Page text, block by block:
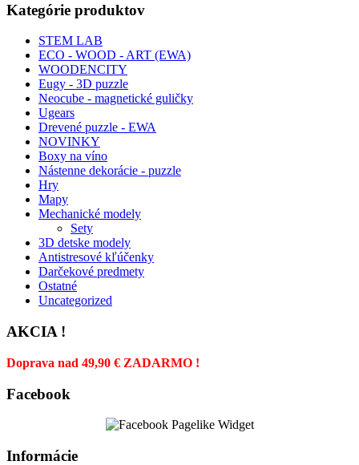
Kategórie produktov
STEM LAB
ECO - WOOD - ART (EWA)
WOODENCITY
Eugy - 3D puzzle
Neocube - magnetické guličky
Ugears
Drevené puzzle - EWA
NOVINKY
Boxy na víno
Nástenne dekorácie - puzzle
Hry
Mapy
Mechanické modely
Sety
3D detske modely
Antistresové kľúčenky
Darčekové predmety
Ostatné
Uncategorized
AKCIA !
Doprava nad 49,90 € ZADARMO !
Facebook
Informácie